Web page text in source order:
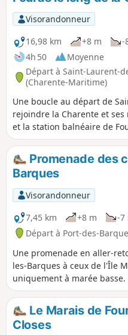
Visorandonneur
16,98 km
+8 m
-
4h 50
Moyenne
Départ à Saint-Laurent-
(Charente-Maritime)
Une boucle au départ de
rejoindre la Charente et
et la station balnéaire de
côte Nord.
Promenade des
Barques
Visorandonneur
7,45 km
+8 m -7
Départ à Port-des-
Une promenade en aller-
les-Barques à ceux de l'Île
uniquement à marée basse.
Le Marais de
Closes